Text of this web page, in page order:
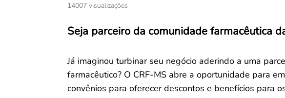
14007 visualizações
Seja parceiro da comunidade farmacêutica
Já imaginou turbinar seu negócio aderindo a uma
farmacêutico? O CRF-MS abre a oportunidade para
convênios para oferecer descontos e benefícios para